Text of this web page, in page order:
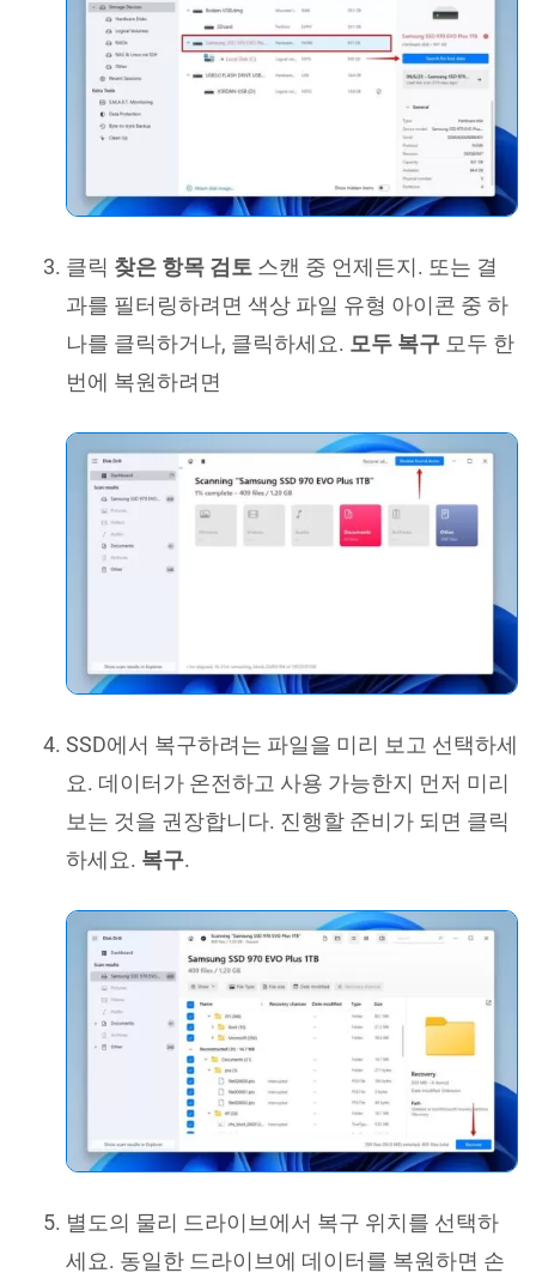
클릭 찾은 항목 검토 스캔 중 언제든지. 또는 결
과를 필터링하려면 색상 파일 유형 아이콘 중 하
나를 클릭하거나, 클릭하세요. 모두 복구 모두 한
번에 복원하려면
SSD에서 복구하려는 파일을 미리 보고 선택하세
요. 데이터가 온전하고 사용 가능한지 먼저 미리
보는 것을 권장합니다. 진행할 준비가 되면 클릭
하세요. 복구.
별도의 물리 드라이브에서 복구 위치를 선택하
세요. 동일한 드라이브에 데이터를 복원하면 손